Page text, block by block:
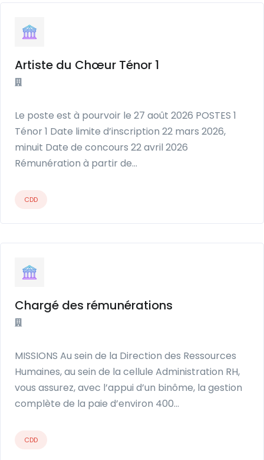
Artiste du Chœur Ténor 1
Le poste est à pourvoir le 27 août 2026 POSTES 1
Ténor 1 Date limite d’inscription 22 mars 2026,
minuit Date de concours 22 avril 2026
Rémunération à partir de…
CDD
Chargé des rémunérations
MISSIONS Au sein de la Direction des Ressources
Humaines, au sein de la cellule Administration RH,
vous assurez, avec l’appui d’un binôme, la gestion
complète de la paie d’environ 400…
CDD